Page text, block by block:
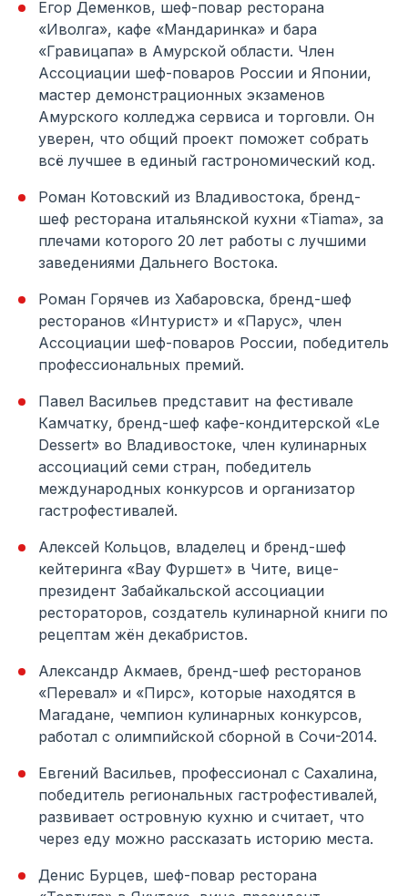
Егор Деменков, шеф-повар ресторана
«Иволга», кафе «Мандаринка» и бара
«Гравицапа» в Амурской области. Член
Ассоциации шеф-поваров России и Японии,
мастер демонстрационных экзаменов
Амурского колледжа сервиса и торговли. Он
уверен, что общий проект поможет собрать
всё лучшее в единый гастрономический код.
Роман Котовский из Владивостока, бренд-
шеф ресторана итальянской кухни «Tiama», за
плечами которого 20 лет работы с лучшими
заведениями Дальнего Востока.
Роман Горячев из Хабаровска, бренд-шеф
ресторанов «Интурист» и «Парус», член
Ассоциации шеф-поваров России, победитель
профессиональных премий.
Павел Васильев представит на фестивале
Камчатку, бренд-шеф кафе-кондитерской «Le
Dessert» во Владивостоке, член кулинарных
ассоциаций семи стран, победитель
международных конкурсов и организатор
гастрофестивалей.
Алексей Кольцов, владелец и бренд-шеф
кейтеринга «Вау Фуршет» в Чите, вице-
президент Забайкальской ассоциации
рестораторов, создатель кулинарной книги по
рецептам жён декабристов.
Александр Акмаев, бренд-шеф ресторанов
«Перевал» и «Пирс», которые находятся в
Магадане, чемпион кулинарных конкурсов,
работал с олимпийской сборной в Сочи-2014.
Евгений Васильев, профессионал с Сахалина,
победитель региональных гастрофестивалей,
развивает островную кухню и считает, что
через еду можно рассказать историю места.
Денис Бурцев, шеф-повар ресторана